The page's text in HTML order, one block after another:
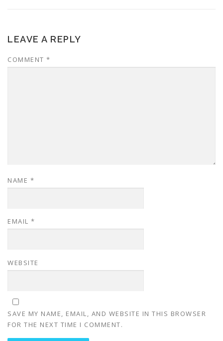
LEAVE A REPLY
COMMENT *
NAME *
EMAIL *
WEBSITE
SAVE MY NAME, EMAIL, AND WEBSITE IN THIS BROWSER
FOR THE NEXT TIME I COMMENT.